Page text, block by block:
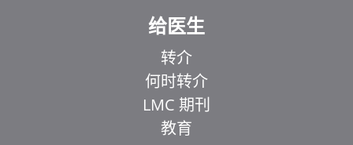
给医生
转介
何时转介
LMC 期刊
教育